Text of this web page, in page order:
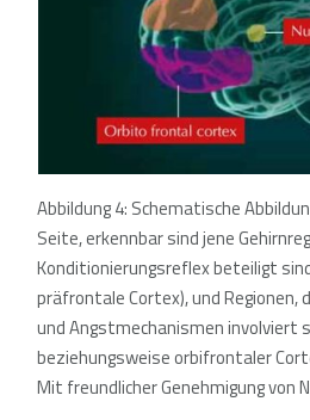
Abbildung 4: Schematische
Seite, erkennbar sind jene
Konditionierungsreflex beteiligt
präfrontale Cortex), und Regionen,
und Angstmechanismen involviert
beziehungsweise orbifrontaler
Mit freundlicher Genehmigung von